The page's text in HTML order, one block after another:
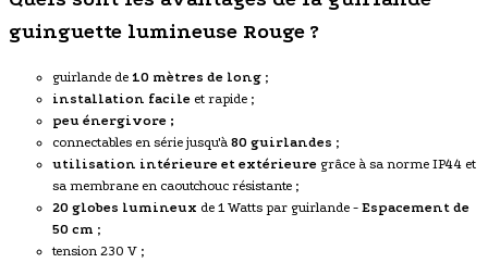
guinguette lumineuse Rouge ?
guirlande de 10 mètres de long ;
installation facile et rapide ;
peu énergivore ;
connectables en série jusqu'à 80 guirlandes ;
utilisation intérieure et extérieure grâce à sa norme IP44 et
sa membrane en caoutchouc résistante ;
20 globes lumineux de 1 Watts par guirlande - Espacement de
50 cm ;
tension 230 V ;